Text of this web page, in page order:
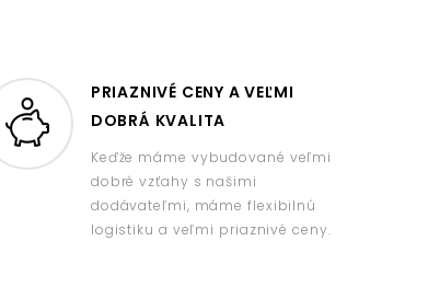
PRIAZNIVÉ CENY A VEĽMI
DOBRÁ KVALITA
Keďže máme vybudované veľmi
dobré vzťahy s našimi
dodávateľmi, máme flexibilnú
logistiku a veľmi priaznivé ceny.